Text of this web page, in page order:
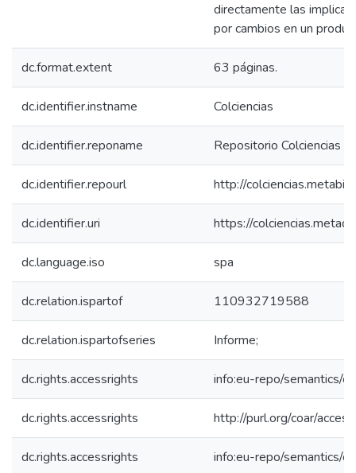
directamente las
por cambios en un
dc.format.extent 63 páginas.
dc.identifier.instname Colciencias
dc.identifier.reponame Repositorio Colciencias
dc.identifier.repourl http://
dc.identifier.uri https://
dc.language.iso spa
dc.relation.ispartof 110932719588
dc.relation.ispartofseries Informe;
dc.rights.accessrights info:eu-repo/semantics/
dc.rights.accessrights http://purl.org/coar/
dc.rights.accessrights info:eu-repo/semantics/